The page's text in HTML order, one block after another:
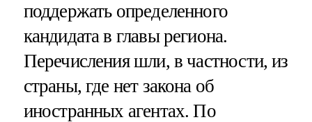
поддержать определенного
кандидата в главы региона.
Перечисления шли, в частности, из
страны, где нет закона об
иностранных агентах. По